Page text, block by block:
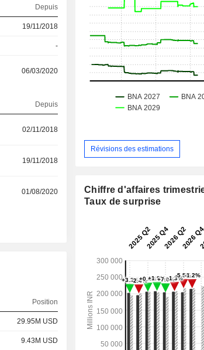
Depuis
19/11/2018
-
06/03/2020
Depuis
02/11/2018
19/11/2018
01/08/2020
Position
29.95M USD
9.43M USD
Révisions des estimations
Chiffre d'affaires
Taux de surprise